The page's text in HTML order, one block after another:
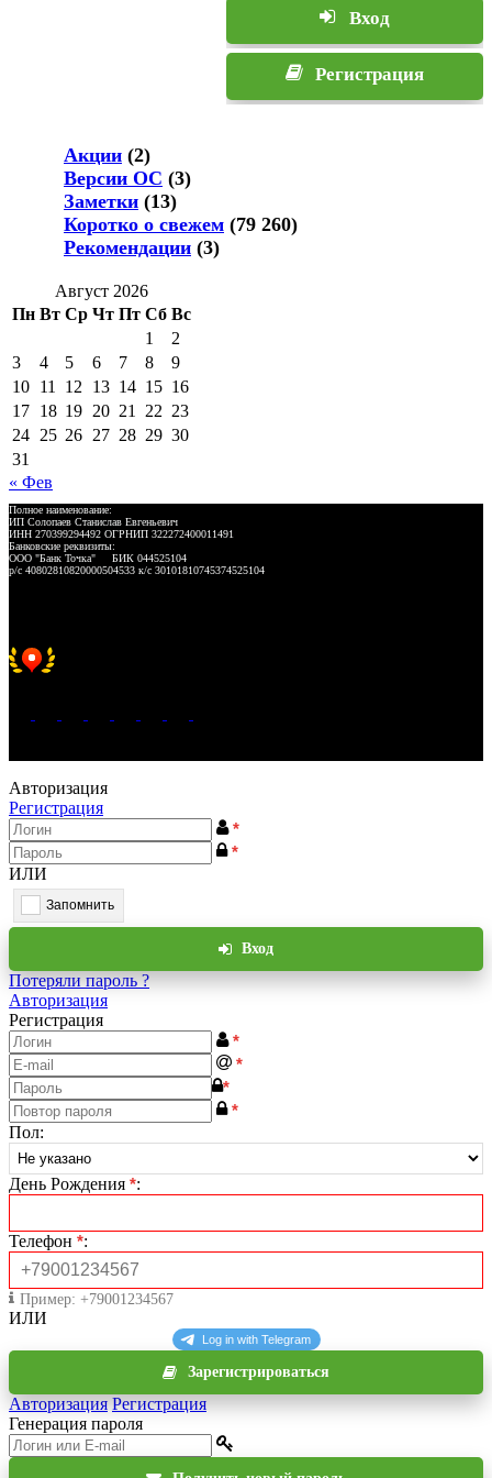
Вход
Регистрация
Акции (2)
Версии ОС (3)
Заметки (13)
Коротко о свежем (79 260)
Рекомендации (3)
Август 2026
Пн Вт Ср Чт Пт Сб Вс
1
2
3
4 5 6 7 8
9
10 11 12 13 14 15 16
17 18 19 20 21 22 23
24 25 26 27 28 29 30
31
« Фев
Полное наименование:
ИП Солопаев Станислав Евгеньевич
ИНН 270399294492 ОГРНИП 322272400011491
Банковские реквизиты:
ООО "Банк Точка" БИК 044525104
р/с 40802810820000504533 к/с 30101810745374525104
Авторизация
Регистрация
*
*
ИЛИ
Запомнить
Вход
Потеряли пароль ?
Авторизация
Регистрация
*
*
*
*
Пол:
День Рождения *:
Телефон *:
Пример: +79001234567
ИЛИ
Зарегистрироваться
Авторизация Регистрация
Генерация пароля